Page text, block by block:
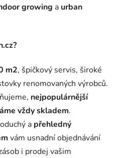
growing a urban
m2, špičkový servis, široké
renomovaných výrobců.
nejpopulárnější
vždy skladem.
a přehledný
vám usnadní objednávání
i prodej vašim